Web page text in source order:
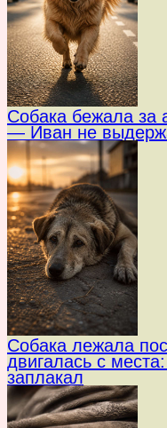
Собака бежала за
— Иван не
Собака лежала
двигалась с
заплакал